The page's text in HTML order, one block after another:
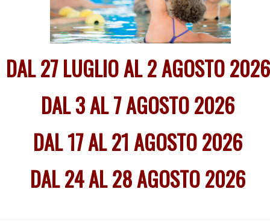
DAL 27 LUGLIO AL 2 AGOSTO
DAL 3 AL 7 AGOSTO 2026
DAL 17 AL 21 AGOSTO 2026
DAL 24 AL 28 AGOSTO 2026